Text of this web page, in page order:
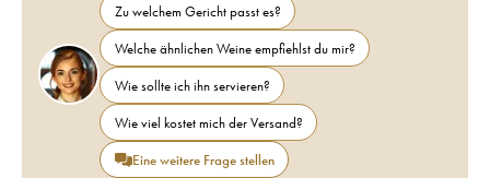
Zu welchem Gericht passt es?
Welche ähnlichen Weine empfiehlst du mir?
Wie sollte ich ihn servieren?
Wie viel kostet mich der Versand?
Eine weitere Frage stellen